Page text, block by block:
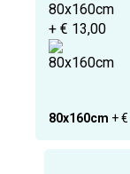
80x160cm
+ € 13,00
80x160cm +